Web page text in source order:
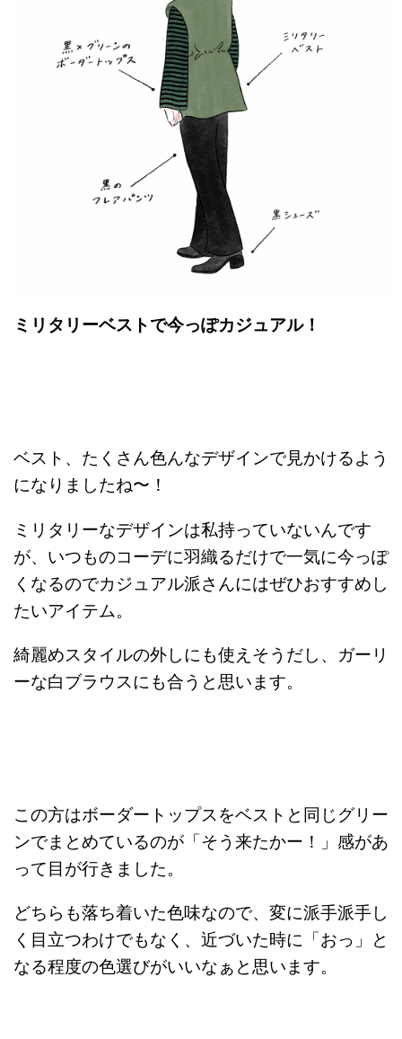
ミリタリーベストで今っぽカジュアル！
ベスト、たくさん色んなデザインで見かけるよう
になりましたね〜！
ミリタリーなデザインは私持っていないんです
が、いつものコーデに羽織るだけで一気に今っぽ
くなるのでカジュアル派さんにはぜひおすすめし
たいアイテム。
綺麗めスタイルの外しにも使えそうだし、ガーリ
ーな白ブラウスにも合うと思います。
この方はボーダートップスをベストと同じグリー
ンでまとめているのが「そう来たかー！」感があ
って目が行きました。
どちらも落ち着いた色味なので、変に派手派手し
く目立つわけでもなく、近づいた時に「おっ」と
なる程度の色選びがいいなぁと思います。